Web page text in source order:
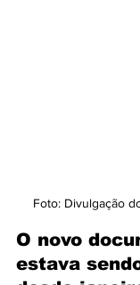
Foto: Divulgação
O novo
estava